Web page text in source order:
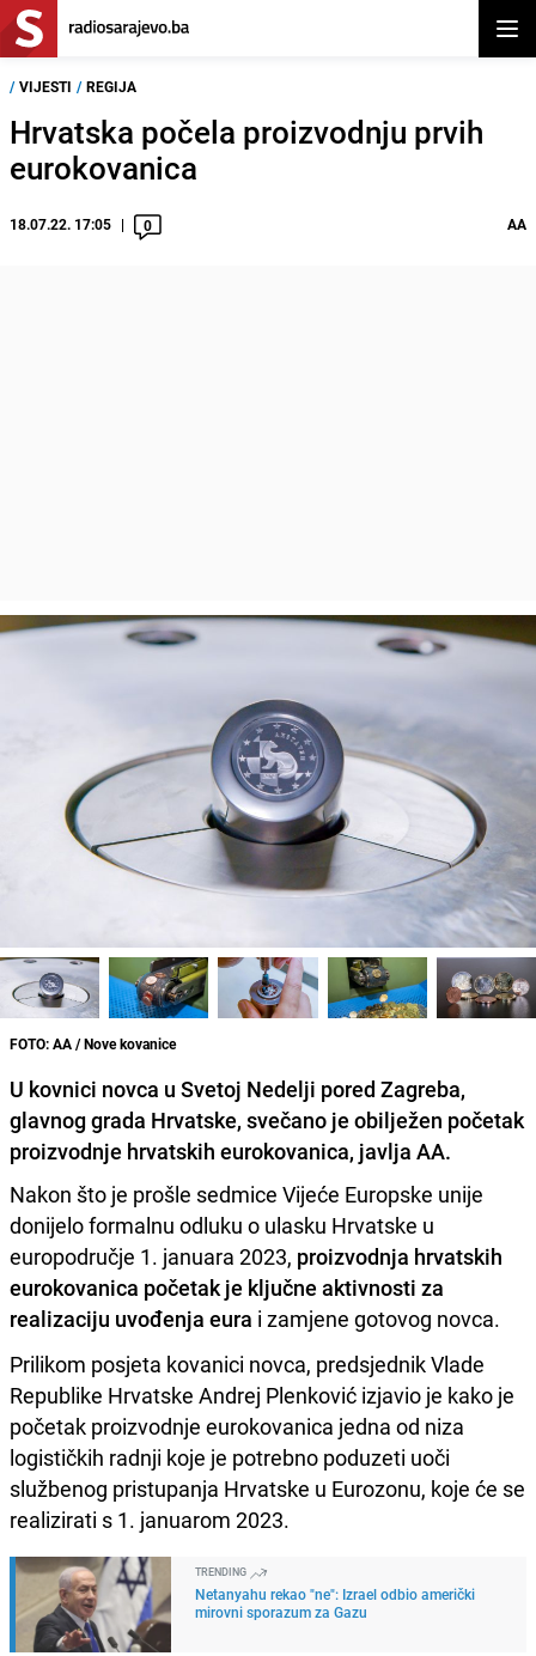
/ VIJESTI / REGIJA
Hrvatska počela proizvodnju prvih
eurokovanica
18.07.22. 17:05 0 AA
FOTO: AA / Nove kovanice
U kovnici novca u Svetoj Nedelji pored Zagreba,
glavnog grada Hrvatske, svečano je obilježen početak
proizvodnje hrvatskih eurokovanica, javlja AA.
Nakon što je prošle sedmice Vijeće Europske unije
donijelo formalnu odluku o ulasku Hrvatske u
europodručje 1. januara 2023, proizvodnja hrvatskih
eurokovanica početak je ključne aktivnosti za
realizaciju uvođenja eura i zamjene gotovog novca.
Prilikom posjeta kovanici novca, predsjednik Vlade
Republike Hrvatske Andrej Plenković izjavio je kako je
početak proizvodnje eurokovanica jedna od niza
logističkih radnji koje je potrebno poduzeti uoči
službenog pristupanja Hrvatske u Eurozonu, koje će se
realizirati s 1. januarom 2023.
TRENDING
Netanyahu rekao "ne": Izrael odbio američki
mirovni sporazum za Gazu